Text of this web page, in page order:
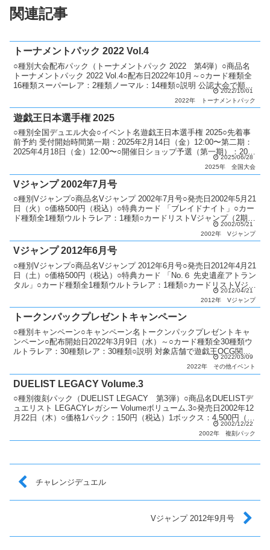
関連記事
トーナメントパック 2022 Vol.4
○種別大会配布パック（トーナメントパック 2022 第4弾）○商品名
トーナメントパック 2022 Vol.4○配布日2022年10月～○カード種類全
16種類スーパーレア：2種類ノーマル：14種類○説明 公認大会で順位
2022/10/01
2022年
トーナメントパック
遊戯王日本選手権 2025
○種別全国デュエル大会○イベント名遊戯王日本選手権 2025○先着事
前予約 受付開始時間第一期：2025年2月14日（金）12:00〜第二期：
2025年4月18日（金）12:00〜○開催日ショップ予選（第一期）：2025
2025/06/28
2025年
全国大会
Vジャンプ 2002年7月号
○種別Vジャンプ○商品名Vジャンプ 2002年7月号○発売日2002年5月21
日（火）○価格500円（税込）○特典カード 「ブレイドナイト」○カー
ド種類全1種類ウルトラレア：1種類○カードリストVジャンプ（2期〜
2002/05/21
2002年
Vジャンプ
Vジャンプ 2012年6月号
○種別Vジャンプ○商品名Vジャンプ 2012年6月号○発売日2012年4月21
日（土）○価格500円（税込）○特典カード 「No.６ 先史遺産アトラン
タル」○カード種類全1種類ウルトラレア：1種類○カードリストVジャ
2012/04/21
2012年
Vジャンプ
トークンパックプレゼントキャンペーン
○種別キャンペーン○キャンペーン名トークンパックプレゼントキャ
ンペーン○配布開始日2022年3月9日（水）～○カード種類全30種類ウ
ルトラレア：30種類レア：30種類○説明 対象店舗で遊戯王OCG関連
2022/03/09
2022年
その他イベント
DUELIST LEGACY Volume.3
○種別復刻パック（DUELIST LEGACY 第3弾）○商品名DUELISTデ
ュエリスト LEGACYレガシー Volumeボリューム.3○発売日2002年12
月22日（木）○価格1パック：150円（税込）1ボックス：4,500円（税
2002/12/22
2002年
複刻パック
チャレンジデュエル
Vジャンプ 2012年9月号